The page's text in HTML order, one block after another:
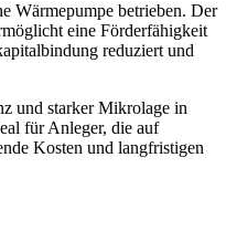
Wärmepumpe betrieben. Der
eine Förderfähigkeit
reduziert und
und starker Mikrolage in
für Anleger, die auf
Kosten und langfristigen